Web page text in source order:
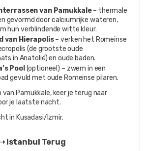
van Pamukkale – thermale
gevormd door calciumrijke wateren,
hun verblindende witte kleur.
van Hierapolis – verken het Romeinse
(de grootste oude
in Anatolië) en oude baden.
Pool (optioneel) – zwem in een
gevuld met oude Romeinse pilaren.
van Pamukkale, keer je terug naar
je laatste nacht.
in Kusadasi/Izmir.
Istanbul Terug